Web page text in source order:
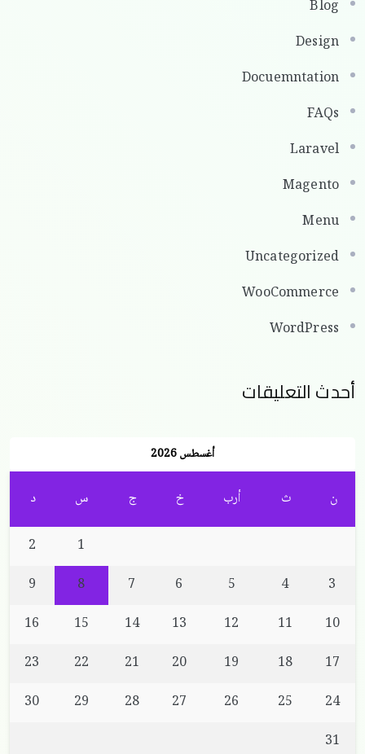
Blog
Design
Docuemntation
FAQs
Laravel
Magento
Menu
Uncategorized
WooCommerce
WordPress
أحدث التعليقات
أغسطس 2026
ن ث أرب خ ج س د
1
2
3
4
5
6
7
8
9
10
11
12
13
14
15
16
17
18
19
20
21
22
23
24
25
26
27
28
29
30
31